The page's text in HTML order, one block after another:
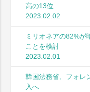
高の13位
2023.02.02
ミリオネアの82%が
ことを検討
2023.02.01
韓国法務省、フォレ
入へ